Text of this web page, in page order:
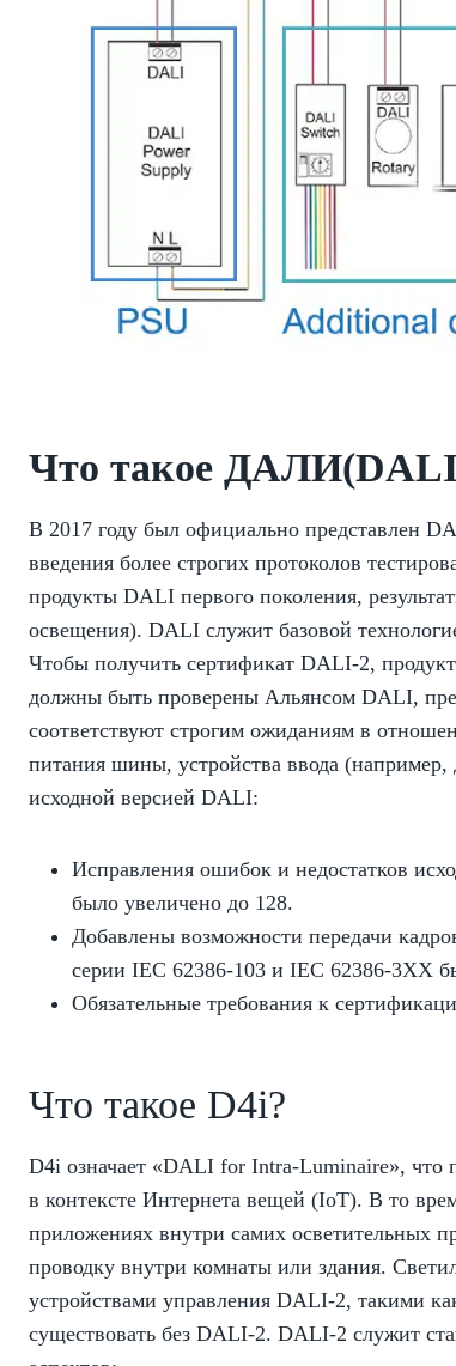
Что такое
В 2017 году был официально представлен
введения более строгих протоколов
продукты DALI первого поколения,
освещения). DALI служит базовой
Чтобы получить сертификат DALI-2,
должны быть проверены Альянсом DALI,
соответствуют строгим ожиданиям в
питания шины, устройства ввода
исходной версией DALI:
Исправления ошибок и недостатков
было увеличено до 128.
Добавлены возможности передачи
серии IEC 62386-103 и IEC 62386-3XX
Обязательные требования к
Что такое D4i?
D4i означает «DALI for Intra-Luminaire», что
в контексте Интернета вещей (IoT). В то
приложениях внутри самих осветительных
проводку внутри комнаты или здания.
устройствами управления DALI-2, такими
существовать без DALI-2. DALI-2 служит